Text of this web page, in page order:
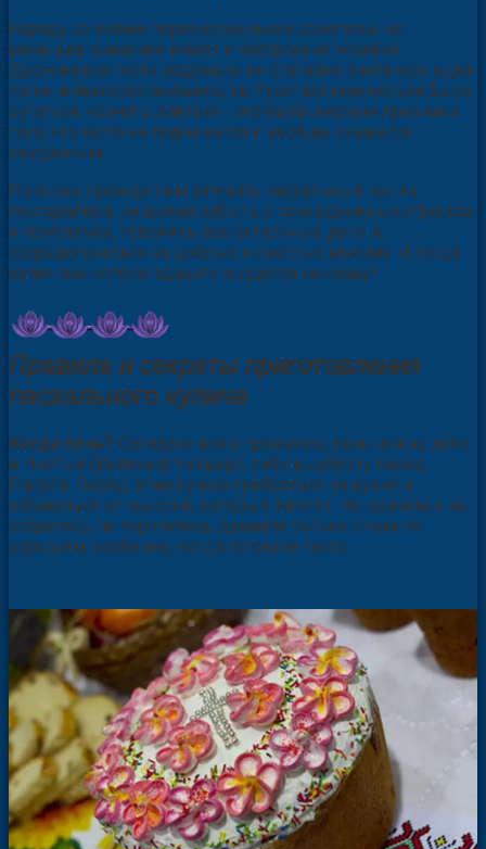
Наряду со всеми перечисленными советами, не
меньшее значение имеет и настроение хозяйки.
Дрожжевое тесто издревле не случайно считалось едва
ли не живым организмом, на Руси при нем нельзя было
ругаться, кричать, злиться - это были верные признаки
того, что тесто не поднимется и вообще окажется
неудачным.
Поэтому, прежде чем затевать пасхальный кулич,
постарайтесь на время забыть о повседневных стрессах
и проблемах, отложить все остальные дела и
сосредоточиться на добрых и светлых мыслях. И тогда
кулич вас «отблагодарит» и удастся на славу!
Правила и секреты приготовления
пасхального кулича
Когда печь? Согласно всем правилам, печь нужно либо
в Чистый (Великий) Четверг, либо в субботу перед
Пасхой. Перед этим нужно прибраться на кухне и
избавиться от мыслей, которые тяготят. Не кричите и не
ссорьтесь, не торопитесь, думайте только о чём-то
хорошем, особенно, когда готовите тесто.